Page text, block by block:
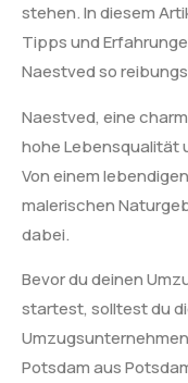
stehen. In diesem
Tipps und
Naestved so
Naestved, eine
hohe Lebensqualität
Von einem
malerischen
dabei.
Bevor du deinen
startest, solltest du
Potsdam aus